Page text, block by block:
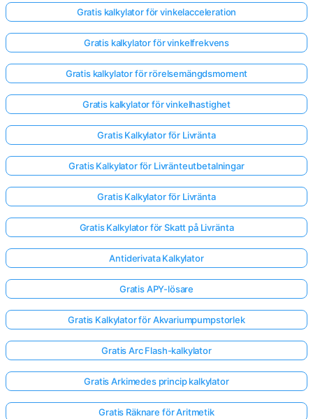
Gratis kalkylator för vinkelacceleration
Gratis kalkylator för vinkelfrekvens
Gratis kalkylator för rörelsemängdsmoment
Gratis kalkylator för vinkelhastighet
Gratis Kalkylator för Livränta
Gratis Kalkylator för Livränteutbetalningar
Gratis Kalkylator för Livränta
Gratis Kalkylator för Skatt på Livränta
Antiderivata Kalkylator
Gratis APY-lösare
Gratis Kalkylator för Akvariumpumpstorlek
Gratis Arc Flash-kalkylator
Gratis Arkimedes princip kalkylator
Gratis Räknare för Aritmetik